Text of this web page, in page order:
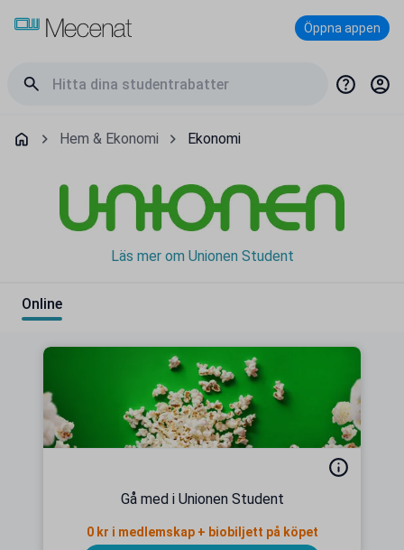
Öppna appen
Hem & Ekonomi Ekonomi
Läs mer om Unionen Student
Online
Gå med i Unionen Student
0 kr i medlemskap + biobiljett på köpet